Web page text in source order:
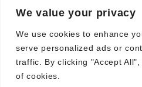
We value your privacy
We use cookies to enhance
serve personalized ads or
traffic. By clicking "Accept
of cookies.